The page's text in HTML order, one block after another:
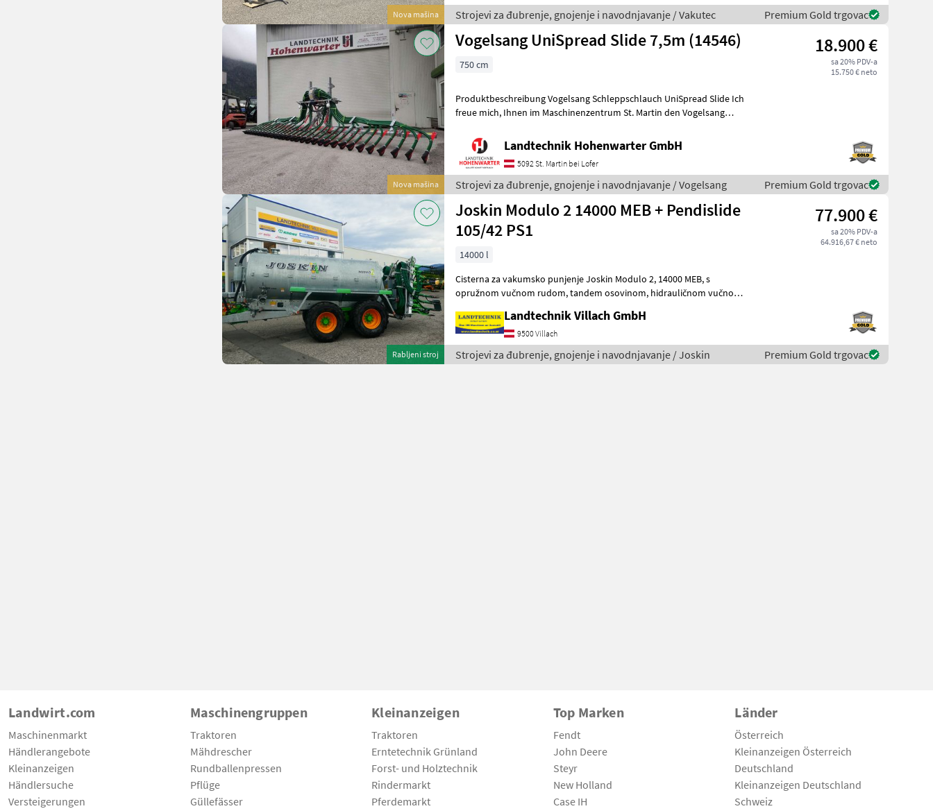
Nova mašina Strojevi za đubrenje, gnojenje i navodnjavanje / Vakutec Premium Gold trgovac
Nova mašina
Vogelsang UniSpread Slide 7,5m (14546) 18.900 €
sa 20% PDV-a
15.750 € neto
750 cm
Produktbeschreibung Vogelsang Schleppschlauch UniSpread Slide Ich
freue mich, Ihnen im Maschinenzentrum St. Martin den Vogelsang
Landtechnik Hohenwarter GmbH
5092 St. Martin bei Lofer
Strojevi za đubrenje, gnojenje i navodnjavanje / Vogelsang Premium Gold trgovac
Rabljeni stroj
Joskin Modulo 2 14000 MEB + Pendislide
105/42 PS1
77.900 €
sa 20% PDV-a
64.916,67 € neto
14000 l
Cisterna za vakumsko punjenje Joskin Modulo 2, 14000 MEB, s
opružnom vučnom rudom, tandem osovinom, hidrauličnom vučnom
Landtechnik Villach GmbH
9500 Villach
Strojevi za đubrenje, gnojenje i navodnjavanje / Joskin Premium Gold trgovac
Landwirt.com
Maschinenmarkt
Händlerangebote
Kleinanzeigen
Händlersuche
Versteigerungen
Maschinengruppen
Traktoren
Mähdrescher
Rundballenpressen
Pflüge
Güllefässer
Kleinanzeigen
Traktoren
Erntetechnik Grünland
Forst- und Holztechnik
Rindermarkt
Pferdemarkt
Top Marken
Fendt
John Deere
Steyr
New Holland
Case IH
Länder
Österreich
Kleinanzeigen Österreich
Deutschland
Kleinanzeigen Deutschland
Schweiz